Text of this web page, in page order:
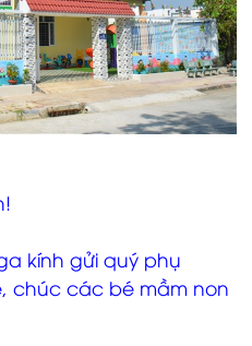
kính gửi quý phụ
chúc các bé mầm non